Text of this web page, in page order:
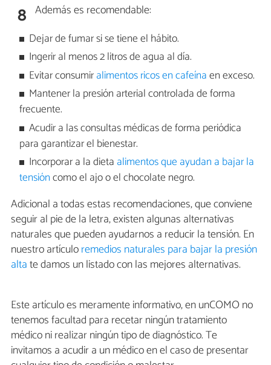
8 Además es recomendable:
Dejar de fumar si se tiene el hábito.
Ingerir al menos 2 litros de agua al día.
Evitar consumiralimentos ricos en cafeínaen exceso.
Mantener la presión arterial controlada de forma
frecuente.
Acudir a las consultas médicas de forma periódica
para garantizar el bienestar.
Incorporar a la dieta alimentos que ayudan a bajar la
tensióncomo el ajo o el chocolate negro.
Adicional a todas estas recomendaciones, que conviene
seguir al pie de la letra, existen algunas alternativas
naturales que pueden ayudarnos a reducir la tensión. En
nuestro artículoremedios naturales para bajar la presión
altate damos un listado con las mejores alternativas.
Este artículo es meramente informativo, en unCOMO no
tenemos facultad para recetar ningún tratamiento
médico ni realizar ningún tipo de diagnóstico. Te
invitamos a acudir a un médico en el caso de presentar